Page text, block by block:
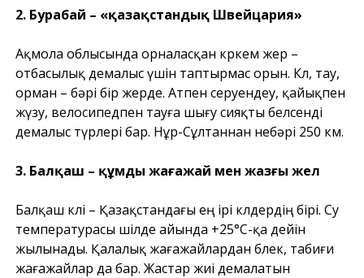
2. Бурабай – «қазақстандық Швейцария»
Ақмола облысында орналасқан көркем жер –
отбасылық демалыс үшін таптырмас орын. Көл, тау,
орман – бәрі бір жерде. Атпен серуендеу, қайықпен
жүзу, велосипедпен тауға шығу сияқты белсенді
демалыс түрлері бар. Нұр-Сұлтаннан небәрі 250 км.
3. Балқаш – құмды жағажай мен жазғы жел
Балқаш көлі – Қазақстандағы ең ірі көлдердің бірі. Су
температурасы шілде айында +25°C-қа дейін
жылынады. Қалалық жағажайлардан бөлек, табиғи
жағажайлар да бар. Жастар жиі демалатын